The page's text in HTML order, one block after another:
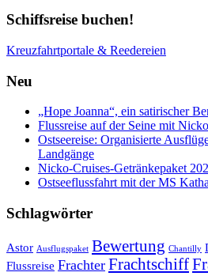
Schiffsreise buchen!
Kreuzfahrtportale & Reedereien
Neu
„Hope Joanna“, ein satirischer
Flussreise auf der Seine mit
Ostseereise: Organisierte
Landgänge
Nicko-Cruises-Getränkepaket
Ostseeflussfahrt mit der MS
Schlagwörter
Astor Ausflugspaket Bewertung Chantilly
Flussreise Frachter Frachtschiff